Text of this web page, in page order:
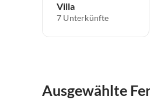
Villa
7 Unterkünfte
Ausgewählte